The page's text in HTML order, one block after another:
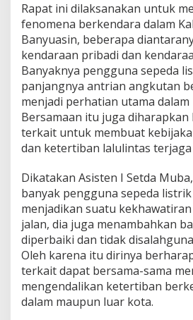
r
a
n
B
r
k
e
n
d
a
r
Rapat ini dilaksanakan untuk
fenomena berkendara dalam
Banyuasin, beberapa
kendaraan pribadi dan
Banyaknya pengguna sepeda
panjangnya antrian angkutan
menjadi perhatian utama dalam
Bersamaan itu juga diharapkan
terkait untuk membuat
dan ketertiban lalulintas
Dikatakan Asisten I Setda
banyak pengguna sepeda
menjadikan suatu
jalan, dia juga menambahkan
diperbaiki dan tidak
Oleh karena itu dirinya
terkait dapat bersama-sama
mengendalikan ketertiban
dalam maupun luar kota.